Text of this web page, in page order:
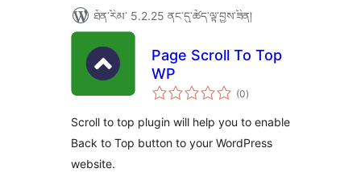
ཐོན་རིམ་ 5.2.25 ནང་དུ་ཚོད་ལྟ་བྱས་ཟིན།
Page Scroll To Top
WP
(0གདེང་
འཇོག་
ཚང་།
)
Scroll to top plugin will help you to enable
Back to Top button to your WordPress
website.